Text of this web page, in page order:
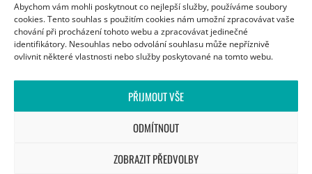
Abychom vám mohli poskytnout co nejlepší služby, používáme soubory
cookies. Tento souhlas s použitím cookies nám umožní zpracovávat vaše
chování při procházení tohoto webu a zpracovávat jedinečné
identifikátory. Nesouhlas nebo odvolání souhlasu může nepříznivě
ovlivnit některé vlastnosti nebo služby poskytované na tomto webu.
PŘIJMOUT VŠE
ODMÍTNOUT
ZOBRAZIT PŘEDVOLBY
S PODĚKOVÁNÍM / WITH THANKS TO